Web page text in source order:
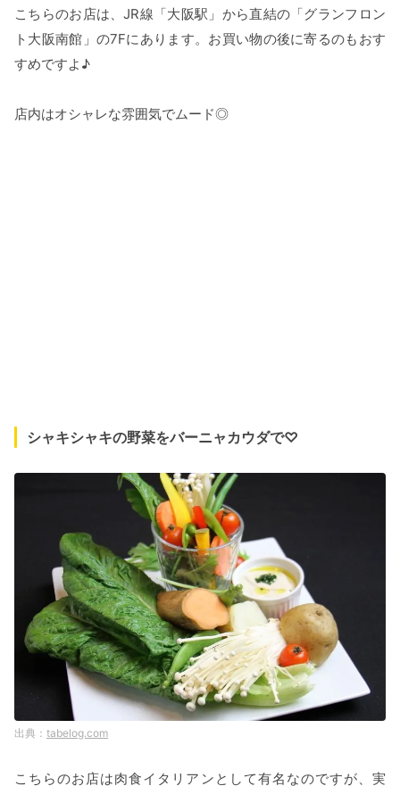
こちらのお店は、JR線「大阪駅」から直結の「グランフロン
ト大阪南館」の7Fにあります。お買い物の後に寄るのもおす
すめですよ♪
店内はオシャレな雰囲気でムード◎
シャキシャキの野菜をバーニャカウダで♡
tabelog.com
こちらのお店は肉食イタリアンとして有名なのですが、実